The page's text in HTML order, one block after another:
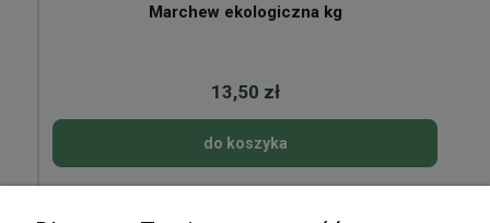
Marchew ekologiczna kg
13,50 zł
do koszyka